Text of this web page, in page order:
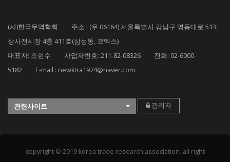
(사)한국무역학회 주소 : (우 06164) 서울특별시 강남구 영동대로 513,
상사전시장 4층 411호(삼성동, 코엑스)
대표자: 조현수 사업자번호: 211-82-08326 전화: 02-6000-
5182 E-mail : newktra1974@naver.com
관련사이트 관리자
copyright © 2019 korea trade research association. all right